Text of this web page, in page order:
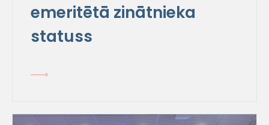
emeritētā zinātnieka
statuss